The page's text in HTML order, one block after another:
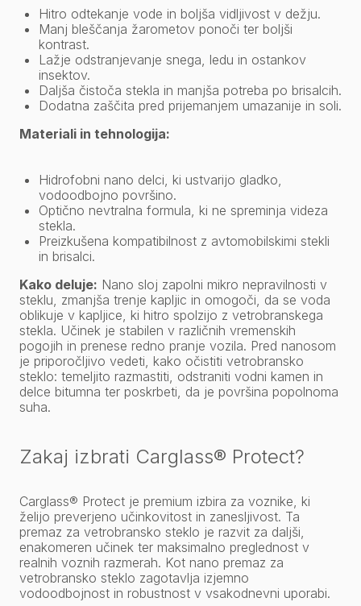
Hitro odtekanje vode in boljša vidljivost v dežju.
Manj bleščanja žarometov ponoči ter boljši
kontrast.
Lažje odstranjevanje snega, ledu in ostankov
insektov.
Daljša čistoča stekla in manjša potreba po brisalcih.
Dodatna zaščita pred prijemanjem umazanije in soli.
Materiali in tehnologija:
Hidrofobni nano delci, ki ustvarijo gladko,
vodoodbojno površino.
Optično nevtralna formula, ki ne spreminja videza
stekla.
Preizkušena kompatibilnost z avtomobilskimi stekli
in brisalci.
Kako deluje: Nano sloj zapolni mikro nepravilnosti v
steklu, zmanjša trenje kapljic in omogoči, da se voda
oblikuje v kapljice, ki hitro spolzijo z vetrobranskega
stekla. Učinek je stabilen v različnih vremenskih
pogojih in prenese redno pranje vozila. Pred nanosom
je priporočljivo vedeti, kako očistiti vetrobransko
steklo: temeljito razmastiti, odstraniti vodni kamen in
delce bitumna ter poskrbeti, da je površina popolnoma
suha.
Zakaj izbrati Carglass® Protect?
Carglass® Protect je premium izbira za voznike, ki
želijo preverjeno učinkovitost in zanesljivost. Ta
premaz za vetrobransko steklo je razvit za daljši,
enakomeren učinek ter maksimalno preglednost v
realnih voznih razmerah. Kot nano premaz za
vetrobransko steklo zagotavlja izjemno
vodoodbojnost in robustnost v vsakodnevni uporabi.